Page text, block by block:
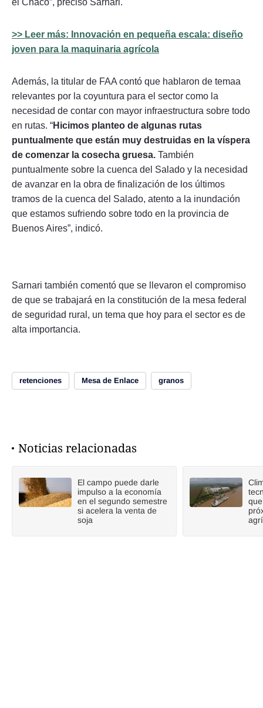
el Chaco”, precisó Sarnari.
>> Leer más: Innovación en pequeña escala: diseño
joven para la maquinaria agrícola
Además, la titular de FAA contó que hablaron de temaa
relevantes por la coyuntura para el sector como la
necesidad de contar con mayor infraestructura sobre todo
en rutas. “Hicimos planteo de algunas rutas
puntualmente que están muy destruidas en la víspera
de comenzar la cosecha gruesa. También
puntualmente sobre la cuenca del Salado y la necesidad
de avanzar en la obra de finalización de los últimos
tramos de la cuenca del Salado, atento a la inundación
que estamos sufriendo sobre todo en la provincia de
Buenos Aires”, indicó.
Sarnari también comentó que se llevaron el compromiso
de que se trabajará en la constitución de la mesa federal
de seguridad rural, un tema que hoy para el sector es de
alta importancia.
retenciones Mesa de Enlace granos
Noticias relacionadas
El campo puede darle
impulso a la economía
en el segundo semestre
si acelera la venta de
soja